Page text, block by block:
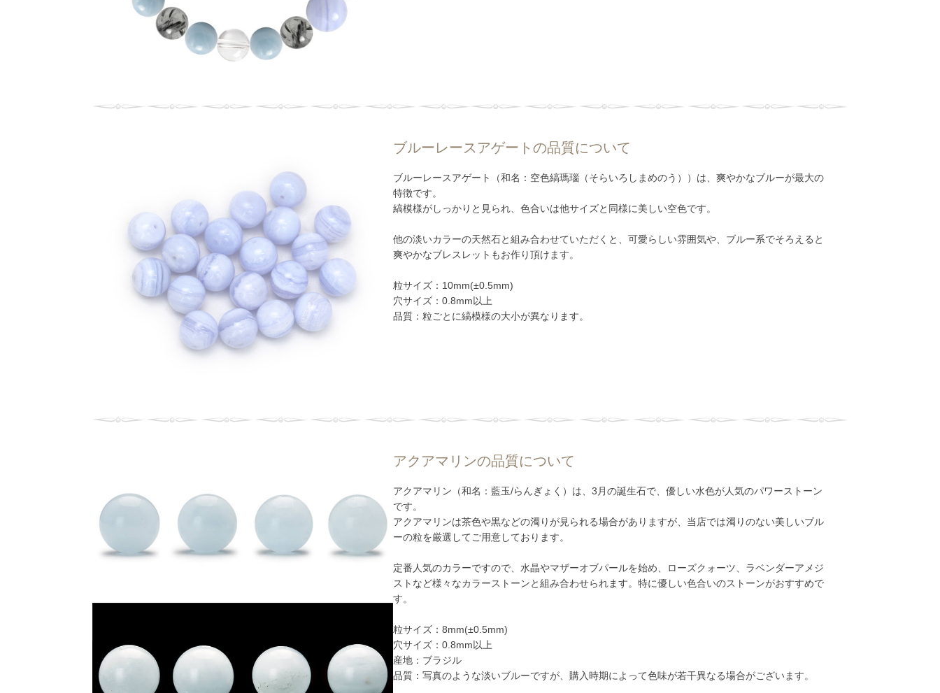
ブルーレースアゲートの品質について
ブルーレースアゲート（和名：空色縞瑪瑙（そらいろしまめのう））は、爽やかなブルーが最大の
特徴です。
縞模様がしっかりと見られ、色合いは他サイズと同様に美しい空色です。
他の淡いカラーの天然石と組み合わせていただくと、可愛らしい雰囲気や、ブルー系でそろえると
爽やかなブレスレットもお作り頂けます。
粒サイズ：10mm(±0.5mm)
穴サイズ：0.8mm以上
品質：粒ごとに縞模様の大小が異なります。
アクアマリンの品質について
アクアマリン（和名：藍玉/らんぎょく）は、3月の誕生石で、優しい水色が人気のパワーストーン
です。
アクアマリンは茶色や黒などの濁りが見られる場合がありますが、当店では濁りのない美しいブル
ーの粒を厳選してご用意しております。
定番人気のカラーですので、水晶やマザーオブパールを始め、ローズクォーツ、ラベンダーアメジ
ストなど様々なカラーストーンと組み合わせられます。特に優しい色合いのストーンがおすすめで
す。
粒サイズ：8mm(±0.5mm)
穴サイズ：0.8mm以上
産地：ブラジル
品質：写真のような淡いブルーですが、購入時期によって色味が若干異なる場合がございます。